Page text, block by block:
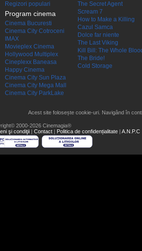
Regizori populari
Program cinema
Cinema Bucuresti
Cinema City Cotroceni
IMAX
Movieplex Cinema
Hollywood Multiplex
Cineplexx Baneasa
Happy Cinema
Cinema City Sun Plaza
Cinema City Mega Mall
Cinema City ParkLake
The Secret Agent
Scream 7
How to Make a Killing
Cazul Samca
Dolce far niente
The Last Viking
Kill Bill: The Whole
The Bride!
Cold Storage
Acest site folosește cookie-uri. Navigând în
2000-2026 Cinemagia®
şi condiţii | Contact | Politica de confidențialitate | A.N.P.C